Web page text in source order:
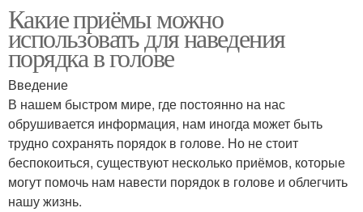
Какие приёмы можно
использовать для наведения
порядка в голове
Введение
В нашем быстром мире, где постоянно на нас
обрушивается информация, нам иногда может быть
трудно сохранять порядок в голове. Но не стоит
беспокоиться, существуют несколько приёмов, которые
могут помочь нам навести порядок в голове и облегчить
нашу жизнь.